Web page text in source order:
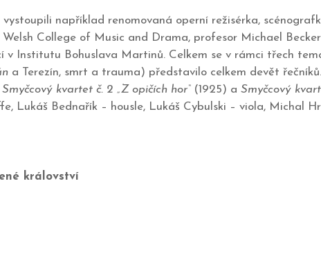
například renomovaná operní režisérka,
College of Music and Drama, profesor Michael
v Institutu Bohuslava Martinů. Celkem se v rámci třech
a Terezín, smrt a trauma) představilo celkem devět
Smyčcový kvartet č. 2 „Z opičích hor“(1925) a Smyčcový
Lukáš Bednařík – housle, Lukáš Cybulski – viola, Michal
království